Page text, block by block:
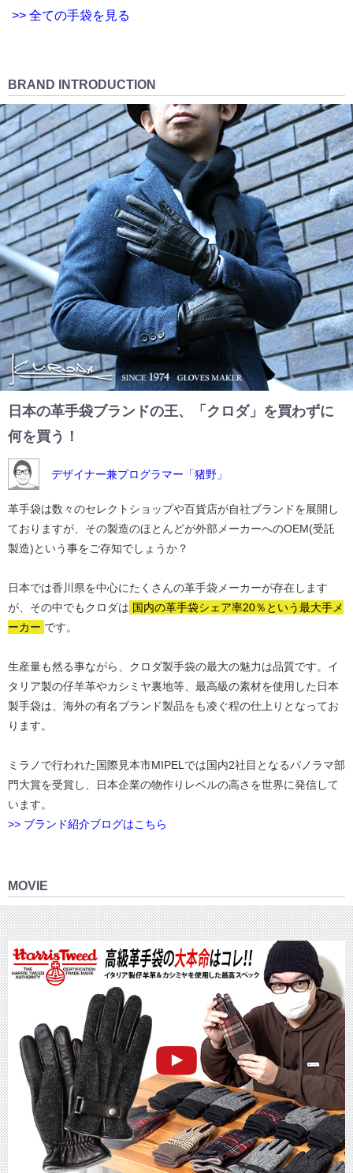
>> 全ての手袋を見る
BRAND INTRODUCTION
日本の革手袋ブランドの王、「クロダ」を買わずに
何を買う！
デザイナー兼プログラマー「猪野」
革手袋は数々のセレクトショップや百貨店が自社ブランドを展開し
ておりますが、その製造のほとんどが外部メーカーへのOEM(受託
製造)という事をご存知でしょうか？
日本では香川県を中心にたくさんの革手袋メーカーが存在します
が、その中でもクロダは 国内の革手袋シェア率20％という最大手メ
ーカー です。
生産量も然る事ながら、クロダ製手袋の最大の魅力は品質です。イ
タリア製の仔羊革やカシミヤ裏地等、最高級の素材を使用した日本
製手袋は、海外の有名ブランド製品をも凌ぐ程の仕上りとなってお
ります。
ミラノで行われた国際見本市MIPELでは国内2社目となるパノラマ部
門大賞を受賞し、日本企業の物作りレベルの高さを世界に発信して
います。
>> ブランド紹介ブログはこちら
MOVIE